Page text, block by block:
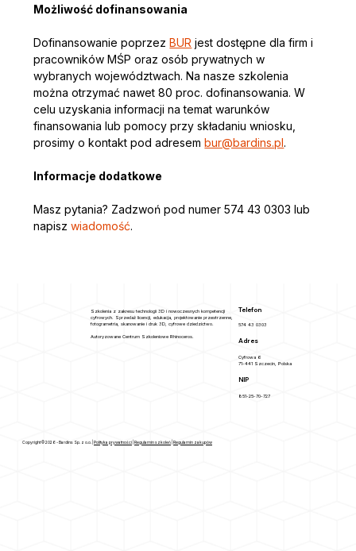
Możliwość dofinansowania
Dofinansowanie poprzez BUR jest dostępne dla firm i
pracowników MŚP oraz osób prywatnych w
wybranych województwach. Na nasze szkolenia
można otrzymać nawet 80 proc. dofinansowania. W
celu uzyskania informacji na temat warunków
finansowania lub pomocy przy składaniu wniosku,
prosimy o kontakt pod adresem bur@bardins.pl.
Informacje dodatkowe
Masz pytania? Zadzwoń pod numer 574 43 0303 lub
napisz wiadomość.
Szkolenia z zakresu technologii 3D i nowoczesnych kompetencji
cyfrowych. Sprzedaż licencji, edukacja, projektowanie przestrzenne,
fotogrametria, skanowanie i druk 3D, cyfrowe dziedzictwo.
Autoryzowane Centrum Szkoleniowe Rhinoceros.
Telefon
574 43 0303
Adres
Cyfrowa 6
71-441 Szczecin, Polska
NIP
851-25-70-727
Copyright © 2026 - Bardins Sp. z o.o. | Polityka prywatności Regulamin szkoleń Regulamin zakupów